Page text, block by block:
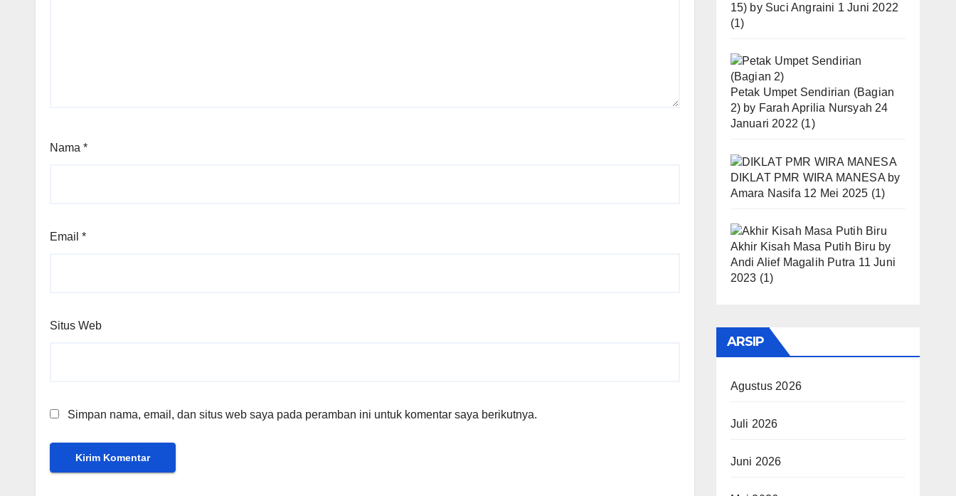
Nama *
Email *
Situs Web
Simpan nama, email, dan situs web saya pada peramban ini untuk komentar saya berikutnya.
15) by Suci Angraini 1 Juni 2022
(1)
Petak Umpet Sendirian (Bagian
2)by Farah Aprilia Nursyah 24
Januari 2022 (1)
DIKLAT PMR WIRA MANESAby
Amara Nasifa 12 Mei 2025 (1)
Akhir Kisah Masa Putih Biru by
Andi Alief Magalih Putra 11 Juni
2023 (1)
ARSIP
Agustus 2026
Juli 2026
Juni 2026